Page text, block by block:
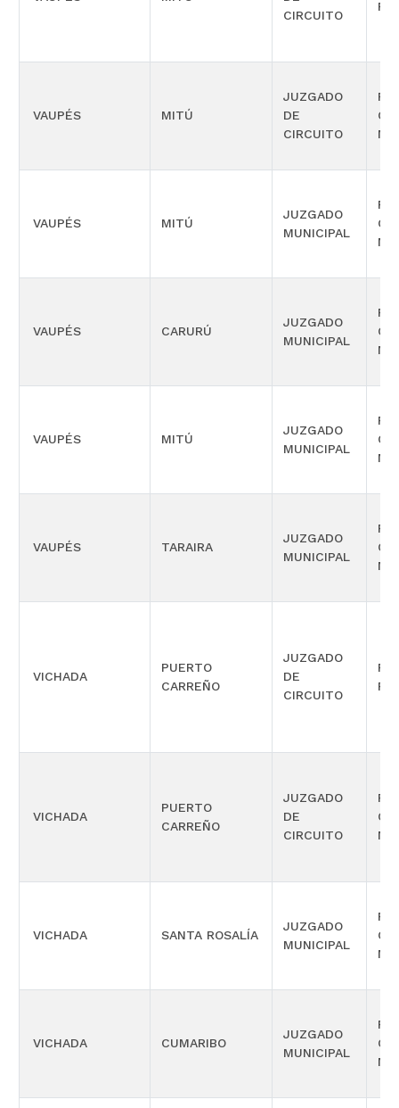
CIRCUITO
VAUPÉS MITÚ
JUZGADO
DE
CIRCUITO
VAUPÉS MITÚ
JUZGADO
MUNICIPAL
VAUPÉS CARURÚ
JUZGADO
MUNICIPAL
VAUPÉS MITÚ
JUZGADO
MUNICIPAL
VAUPÉS TARAIRA
JUZGADO
MUNICIPAL
VICHADA
PUERTO
CARREÑO
JUZGADO
DE
CIRCUITO
VICHADA
PUERTO
CARREÑO
JUZGADO
DE
CIRCUITO
VICHADA SANTA ROSALÍA
JUZGADO
MUNICIPAL
VICHADA CUMARIBO
JUZGADO
MUNICIPAL